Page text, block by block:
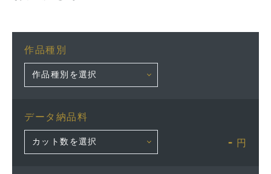
作品種別
データ納品料
- 円